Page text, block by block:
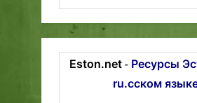
Eston.net- Ресурсы
ru.сском